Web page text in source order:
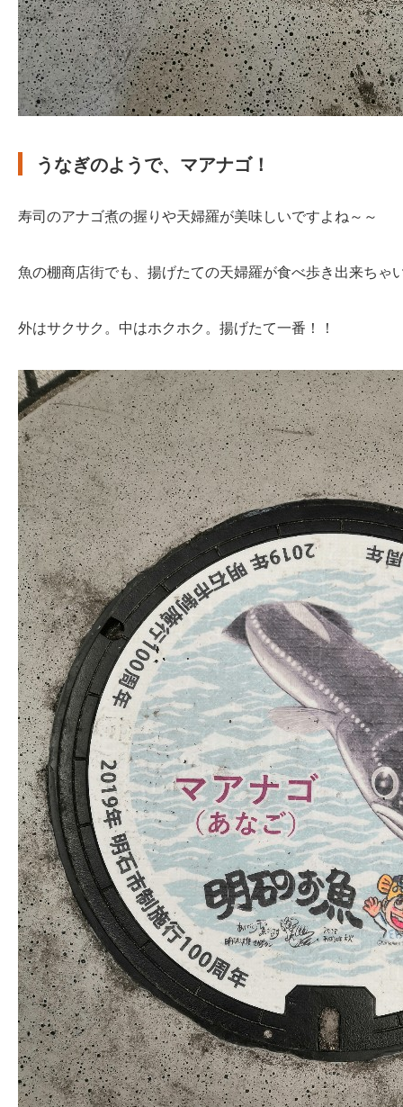
うなぎのようで、マアナゴ！
寿司のアナゴ煮の握りや天婦羅が美味しいですよね～～
魚の棚商店街でも、揚げたての天婦羅が食べ歩き出来ちゃ
外はサクサク。中はホクホク。揚げたて一番！！